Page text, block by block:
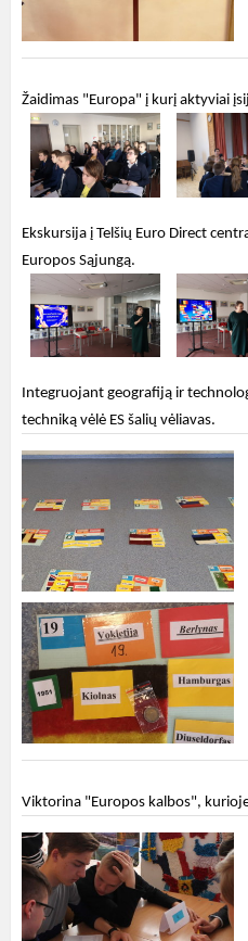
Žaidimas "Europa" į kurį aktyviai
Ekskursija į Telšių Euro Direct
Europos Sąjungą.
Integruojant geografiją ir
techniką vėlė ES šalių vėliavas.
Viktorina "Europos kalbos",